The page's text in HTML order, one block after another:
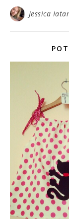
Jessica